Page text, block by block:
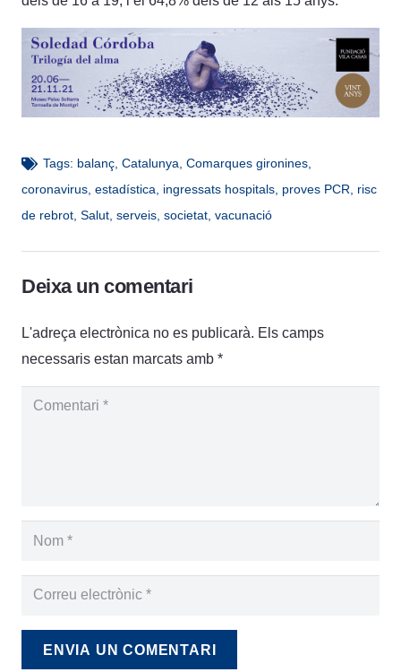
Tags: balanç, Catalunya Comarques gironines,
coronavirus estadística ingressats hospitals proves PCR
risc
de rebrot Salut serveis societat vacunació
Deixa un comentari
L'adreça electrònica no es publicarà. Els camps
necessaris estan marcats amb *
ENVIA UN COMENTARI